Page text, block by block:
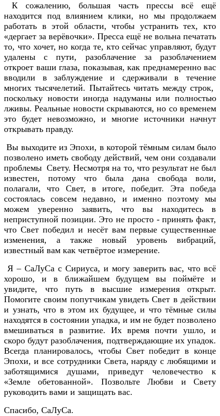
К сожалению, большая часть прессы всё ещё
находится под влиянием клики, но мы продолжаем
работать в этой области, чтобы устранить тех, кто
«дергает за верёвочки». Пресса ещё не вольна печатать
то, что хочет, но когда те, кто сейчас управляют, будут
удалены с пути, разоблачение за разоблачением
откроет ваши глаза, показывая, как преднамеренно вас
вводили в заблуждение и сдерживали в течение
многих тысячелетий. Пытайтесь читать между строк,
поскольку новости иногда надуманы или полностью
лживы. Реальные новости скрываются, но со временем
это будет невозможно, и многие источники начнут
открывать правду.
Вы выходите из Эпохи, в которой тёмным силам было
позволено иметь свободу действий, чем они создавали
проблемы Свету. Несмотря на то, что результат не был
известен, потому что была дана свобода воли,
полагали, что Свет, в итоге, победит. Эта победа
состоялась совсем недавно, и именно поэтому мы
можем уверенно заявить, что вы находитесь в
неприступной позиции. Это не просто - принять факт,
что Свет победил и несёт вам первые существенные
изменения, а также новый уровень вибраций,
известный вам как четвёртое измерение.
Я – СаЛуСа с Сириуса, и могу заверить вас, что всё
хорошо, и в ближайшем будущем вы поймёте и
увидите, что путь в высшие измерения открыт.
Помогите своим попутчикам увидеть Свет в действии
и узнать, что в этом их будущее, и что тёмные силы
находятся в состоянии упадка, и им не будет позволено
вмешиваться в развитие. Их время почти ушло, и
скоро будут разоблачения, подтверждающие их упадок.
Всегда планировалось, чтобы Свет победит в конце
Эпохи, и все сотрудники Света, наряду с любящими и
заботящимися душами, приведут человечество к
«Земле обетованной». Позвольте Любви и Свету
руководить вами и защищать вас.
Спасибо, СаЛуСа.